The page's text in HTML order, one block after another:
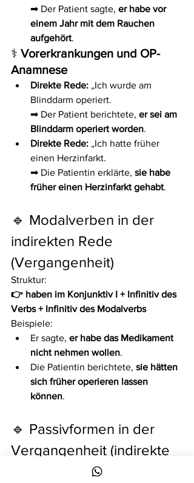
➡ Der Patient sagte, er habe vor
einem Jahr mit dem Rauchen
aufgehört.
⚕️ Vorerkrankungen und OP-
Anamnese
Direkte Rede: „Ich wurde am
Blinddarm operiert.
➡ Der Patient berichtete, er sei am
Blinddarm operiert worden.
Direkte Rede: „Ich hatte früher
einen Herzinfarkt.
➡ Die Patientin erklärte, sie habe
früher einen Herzinfarkt gehabt.
🔹 Modalverben in der
indirekten Rede
(Vergangenheit)
Struktur:
👉 haben im Konjunktiv I + Infinitiv des
Verbs + Infinitiv des Modalverbs
Beispiele:
Er sagte, er habe das Medikament
nicht nehmen wollen.
Die Patientin berichtete, sie hätten
sich früher operieren lassen
können.
🔹 Passivformen in der
Vergangenheit (indirekte